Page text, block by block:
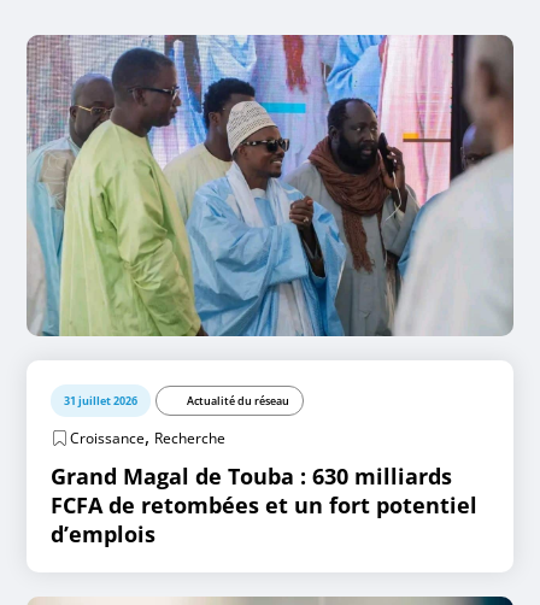
31 juillet 2026 Actualité du réseau
Croissance, Recherche
Grand Magal de Touba : 630 milliards
FCFA de retombées et un fort potentiel
d’emplois